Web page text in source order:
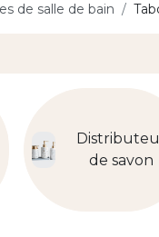
de salle de bain
de savon